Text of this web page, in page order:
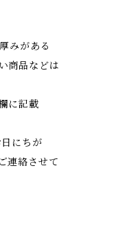
みがある
商品などは
に記載
にちが
連絡させて